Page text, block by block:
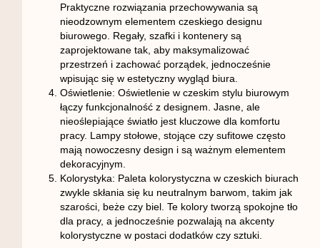
Praktyczne rozwiązania przechowywania są
nieodzownym elementem czeskiego designu
biurowego. Regały, szafki i kontenery są
zaprojektowane tak, aby maksymalizować
przestrzeń i zachować porządek, jednocześnie
wpisując się w estetyczny wygląd biura.
Oświetlenie: Oświetlenie w czeskim stylu biurowym
łączy funkcjonalność z designem. Jasne, ale
nieoślepiające światło jest kluczowe dla komfortu
pracy. Lampy stołowe, stojące czy sufitowe często
mają nowoczesny design i są ważnym elementem
dekoracyjnym.
Kolorystyka: Paleta kolorystyczna w czeskich biurach
zwykle skłania się ku neutralnym barwom, takim jak
szarości, beże czy biel. Te kolory tworzą spokojne tło
dla pracy, a jednocześnie pozwalają na akcenty
kolorystyczne w postaci dodatków czy sztuki.